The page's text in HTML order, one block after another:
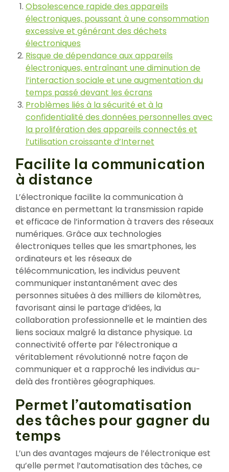
Obsolescence rapide des appareils
électroniques, poussant à une consommation
excessive et générant des déchets
électroniques
Risque de dépendance aux appareils
électroniques, entraînant une diminution de
l’interaction sociale et une augmentation du
temps passé devant les écrans
Problèmes liés à la sécurité et à la
confidentialité des données personnelles avec
la prolifération des appareils connectés et
l’utilisation croissante d’Internet
Facilite la communication
à distance
L’électronique facilite la communication à
distance en permettant la transmission rapide
et efficace de l’information à travers des réseaux
numériques. Grâce aux technologies
électroniques telles que les smartphones, les
ordinateurs et les réseaux de
télécommunication, les individus peuvent
communiquer instantanément avec des
personnes situées à des milliers de kilomètres,
favorisant ainsi le partage d’idées, la
collaboration professionnelle et le maintien des
liens sociaux malgré la distance physique. La
connectivité offerte par l’électronique a
véritablement révolutionné notre façon de
communiquer et a rapproché les individus au-
delà des frontières géographiques.
Permet l’automatisation
des tâches pour gagner du
temps
L’un des avantages majeurs de l’électronique est
qu’elle permet l’automatisation des tâches, ce